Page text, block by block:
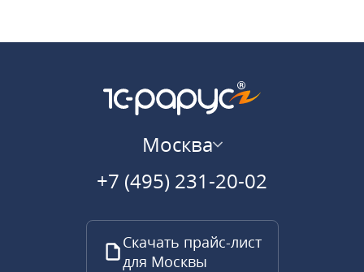
Москва
+7 (495) 231-20-02
Скачать прайс-лист
для Москвы